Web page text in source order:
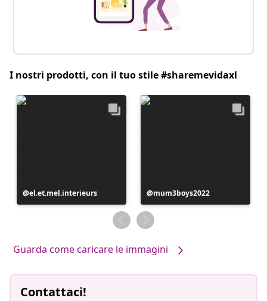
I nostri prodotti, con il tuo stile #sharemevidaxl
Post
pubblicato
el.et.mel.interieurs
Post
pubblicato
da
mum3boys2022
Guarda come caricare le immagini
Contattaci!